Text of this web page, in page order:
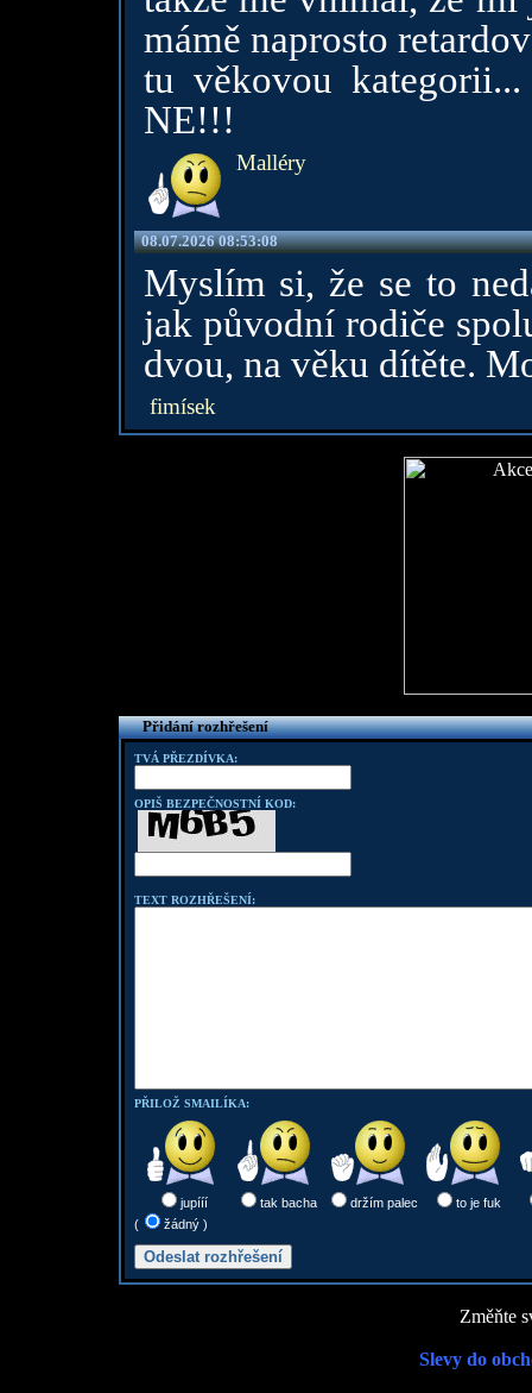
mámě naprosto
tu věkovou
NE!!!
Malléry
08.07.2026 08:53:08
Myslím si, že se to
jak původní rodiče
dvou, na věku dítěte.
fimísek
Přidání rozhřešení
TVÁ PŘEZDÍVKA:
OPIŠ BEZPEČNOSTNÍ KOD:
TEXT ROZHŘEŠENÍ:
PŘILOŽ SMAILÍKA:
jupííí tak bacha držím palec
to je fuk
(
žádný )
Změňte
Slevy do